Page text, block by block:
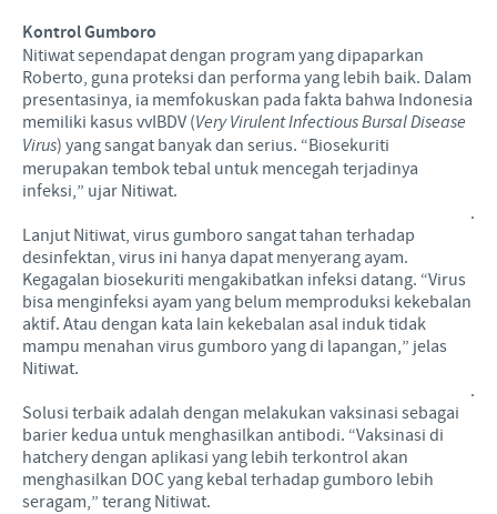
Kontrol Gumboro
Nitiwat sependapat dengan program yang dipaparkan
Roberto, guna proteksi dan performa yang lebih baik. Dalam
presentasinya, ia memfokuskan pada fakta bahwa Indonesia
memiliki kasus vvIBDV (Very Virulent Infectious Bursal Disease
Virus) yang sangat banyak dan serius. “Biosekuriti
merupakan tembok tebal untuk mencegah terjadinya
infeksi,” ujar Nitiwat.
.
Lanjut Nitiwat, virus gumboro sangat tahan terhadap
desinfektan, virus ini hanya dapat menyerang ayam.
Kegagalan biosekuriti mengakibatkan infeksi datang. “Virus
bisa menginfeksi ayam yang belum memproduksi kekebalan
aktif. Atau dengan kata lain kekebalan asal induk tidak
mampu menahan virus gumboro yang di lapangan,” jelas
Nitiwat.
.
Solusi terbaik adalah dengan melakukan vaksinasi sebagai
barier kedua untuk menghasilkan antibodi. “Vaksinasi di
hatchery dengan aplikasi yang lebih terkontrol akan
menghasilkan DOC yang kebal terhadap gumboro lebih
seragam,” terang Nitiwat.